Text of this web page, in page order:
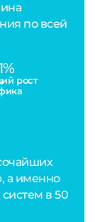
по всей
рост
а именно
в 50